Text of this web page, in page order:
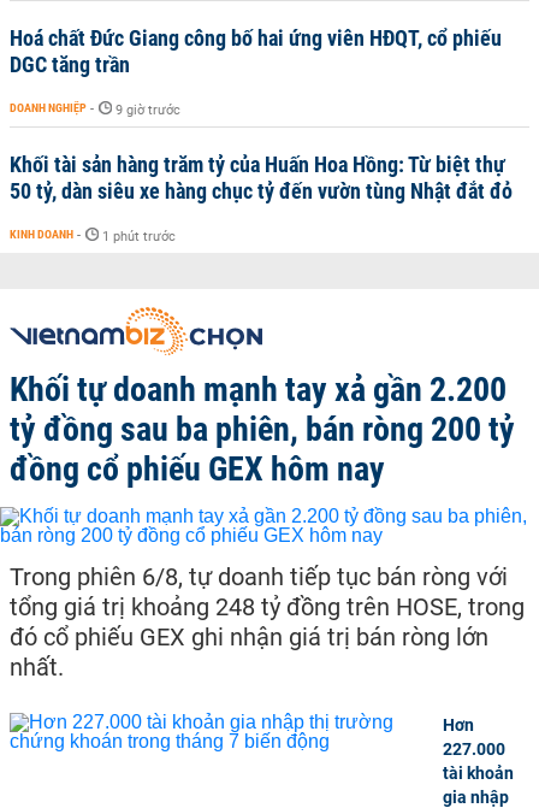
Hoá chất Đức Giang công bố hai ứng viên HĐQT, cổ phiếu
DGC tăng trần
DOANH NGHIỆP - 9 giờ trước
Khối tài sản hàng trăm tỷ của Huấn Hoa Hồng: Từ biệt thự
50 tỷ, dàn siêu xe hàng chục tỷ đến vườn tùng Nhật đắt đỏ
KINH DOANH - 1 phút trước
Khối tự doanh mạnh tay xả gần 2.200
tỷ đồng sau ba phiên, bán ròng 200 tỷ
đồng cổ phiếu GEX hôm nay
Trong phiên 6/8, tự doanh tiếp tục bán ròng với
tổng giá trị khoảng 248 tỷ đồng trên HOSE, trong
đó cổ phiếu GEX ghi nhận giá trị bán ròng lớn
nhất.
Hơn
227.000
tài khoản
gia nhập